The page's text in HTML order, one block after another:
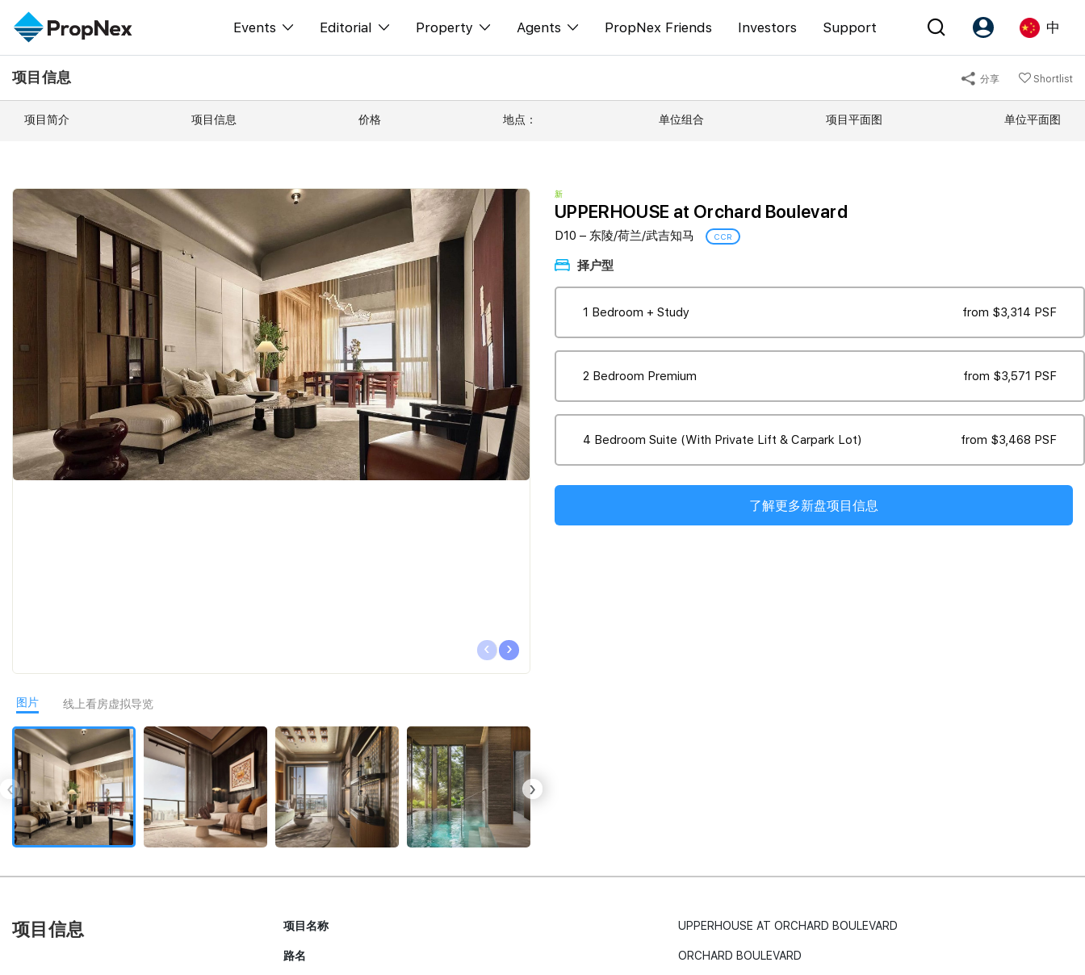
Events
PWS Masterclass
Editorial
新闻
Property
Overseas
Business Space
Agents
Success Hub
SalesTech System
Our Leadership
PropNex Friends Investors Support
注册为 PX Friends
中
项目信息 分享 Shortlist
项目简介 项目信息 价格 地点： 单位组合 项目平面图 单位平面图
‹ ›
图片 线上看房虚拟导览
‹ ›
新
UPPERHOUSE at Orchard Boulevard
D10 – 东陵/荷兰/武吉知马 CCR
择户型
1 Bedroom + Study from $3,314 PSF
2 Bedroom Premium from $3,571 PSF
4 Bedroom Suite (With Private Lift & Carpark Lot) from $3,468 PSF
了解更多新盘项目信息
项目信息 项目名称
路名
UPPERHOUSE AT ORCHARD BOULEVARD
ORCHARD BOULEVARD